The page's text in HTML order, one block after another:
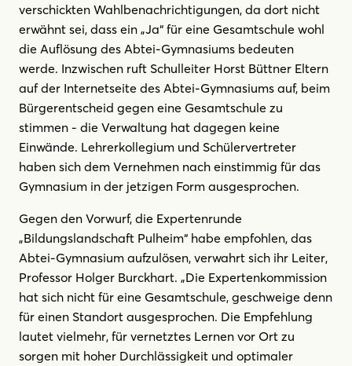
verschickten Wahlbenachrichtigungen, da dort nicht
erwähnt sei, dass ein „Ja“ für eine Gesamtschule wohl
die Auflösung des Abtei-Gymnasiums bedeuten
werde. Inzwischen ruft Schulleiter Horst Büttner Eltern
auf der Internetseite des Abtei-Gymnasiums auf, beim
Bürgerentscheid gegen eine Gesamtschule zu
stimmen - die Verwaltung hat dagegen keine
Einwände. Lehrerkollegium und Schülervertreter
haben sich dem Vernehmen nach einstimmig für das
Gymnasium in der jetzigen Form ausgesprochen.
Gegen den Vorwurf, die Expertenrunde
„Bildungslandschaft Pulheim“ habe empfohlen, das
Abtei-Gymnasium aufzulösen, verwahrt sich ihr Leiter,
Professor Holger Burckhart. „Die Expertenkommission
hat sich nicht für eine Gesamtschule, geschweige denn
für einen Standort ausgesprochen. Die Empfehlung
lautet vielmehr, für vernetztes Lernen vor Ort zu
sorgen mit hoher Durchlässigkeit und optimaler